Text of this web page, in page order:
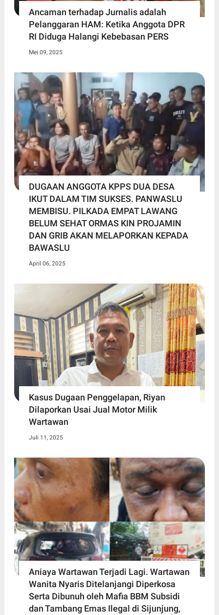
Ancaman terhadap Jurnalis adalah
Pelanggaran HAM: Ketika Anggota DPR
RI Diduga Halangi Kebebasan PERS
Mei 09, 2025
DUGAAN ANGGOTA KPPS DUA DESA
IKUT DALAM TIM SUKSES. PANWASLU
MEMBISU. PILKADA EMPAT LAWANG
BELUM SEHAT ORMAS KIN PROJAMIN
DAN GRIB AKAN MELAPORKAN KEPADA
BAWASLU
April 06, 2025
Kasus Dugaan Penggelapan, Riyan
Dilaporkan Usai Jual Motor Milik
Wartawan
Juli 11, 2025
Aniaya Wartawan Terjadi Lagi. Wartawan
Wanita Nyaris Ditelanjangi Diperkosa
Serta Dibunuh oleh Mafia BBM Subsidi
dan Tambang Emas Ilegal di Sijunjung,